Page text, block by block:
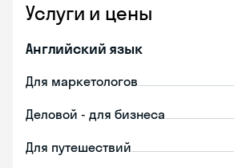
Услуги и цены
Английский язык
Для маркетологов
Деловой - для бизнеса
Для путешествий